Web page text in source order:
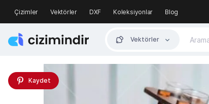
Çizimler Vektörler DXF Koleksiyonlar Blog
Vektörler
Kaydet